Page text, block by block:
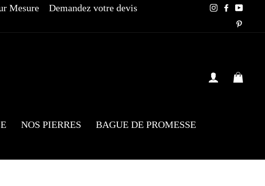
Mesure
Demandez votre devis
Instagram
SE
NOS PIERRES
BAGUE DE PROMESSE